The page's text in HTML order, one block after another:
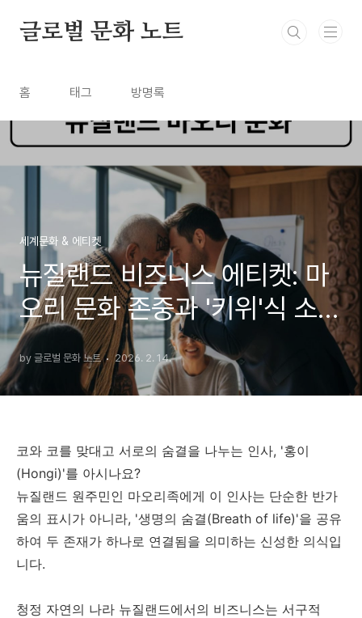
글로벌 문화 노트
홈 태그 방명록
세계문화 & 에티켓
뉴질랜드 비즈니스 에티켓: 마
오리 문화 존중과 '키위'식 소통
의 기술
by 글로벌 문화 노트 2026. 2. 14.
코와 코를 맞대고 서로의 숨결을 나누는 인사, '홍이
(Hongi)'를 아시나요?
뉴질랜드 원주민인 마오리족에게 이 인사는 단순한 반가
움의 표시가 아니라, '생명의 숨결(Breath of life)'을 공유
하여 두 존재가 하나로 연결됨을 의미하는 신성한 의식입
니다.
청정 자연의 나라 뉴질랜드에서의 비즈니스는 서구적